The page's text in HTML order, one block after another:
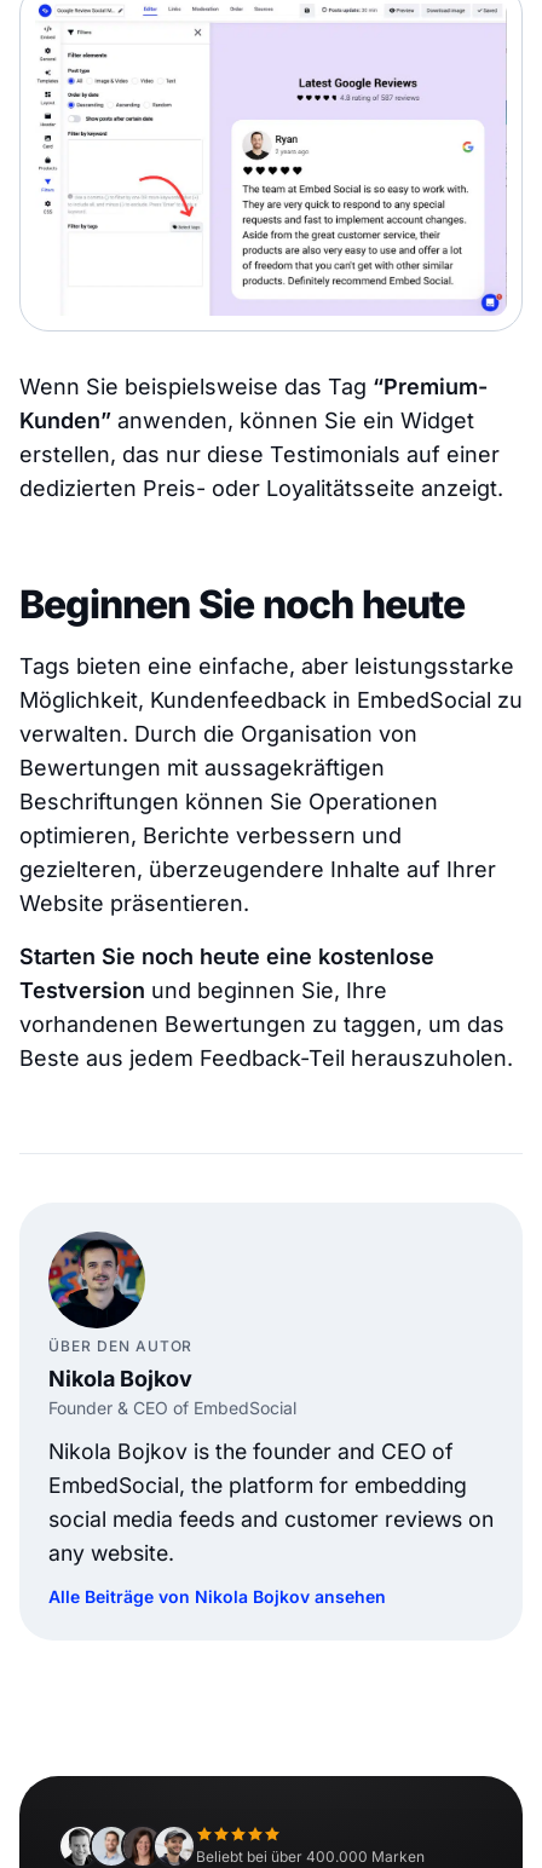
Wenn Sie beispielsweise das Tag “Premium-
Kunden” anwenden, können Sie ein Widget
erstellen, das nur diese Testimonials auf einer
dedizierten Preis- oder Loyalitätsseite anzeigt.
Beginnen Sie noch heute
Tags bieten eine einfache, aber leistungsstarke
Möglichkeit, Kundenfeedback in EmbedSocial zu
verwalten. Durch die Organisation von
Bewertungen mit aussagekräftigen
Beschriftungen können Sie Operationen
optimieren, Berichte verbessern und
gezielteren, überzeugendere Inhalte auf Ihrer
Website präsentieren.
Starten Sie noch heute eine kostenlose
Testversion und beginnen Sie, Ihre
vorhandenen Bewertungen zu taggen, um das
Beste aus jedem Feedback-Teil herauszuholen.
ÜBER DEN AUTOR
Nikola Bojkov
Founder & CEO of EmbedSocial
Nikola Bojkov is the founder and CEO of
EmbedSocial, the platform for embedding
social media feeds and customer reviews on
any website.
Alle Beiträge von Nikola Bojkov ansehen
Beliebt bei über 400.000 Marken